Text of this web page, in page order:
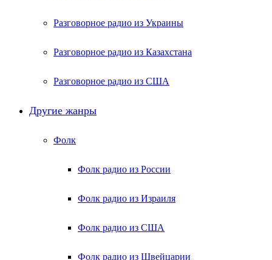
Разговорное радио из Украины
Разговорное радио из Казахстана
Разговорное радио из США
Другие жанры
Фолк
Фолк радио из России
Фолк радио из Израиля
Фолк радио из США
Фолк радио из Швейцарии